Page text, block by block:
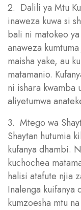
2. Dalili ya Mtu
inaweza kuwa si
bali ni matokeo
anaweza
maisha yake, au
matamanio.
ni ishara kwamba
aliyetumwa
3. Mtego wa
Shaytan hutumia
kufanya dhambi.
kuchochea
halisi atafute njia
Inalenga kuifanya
kumzoesha mtu